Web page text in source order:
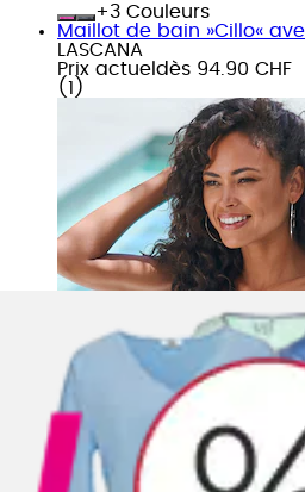
+
Couleurs
Maillot de bain »Cillo«
LASCANA
Prix actuel dès 94.90 CHF
( 1 )